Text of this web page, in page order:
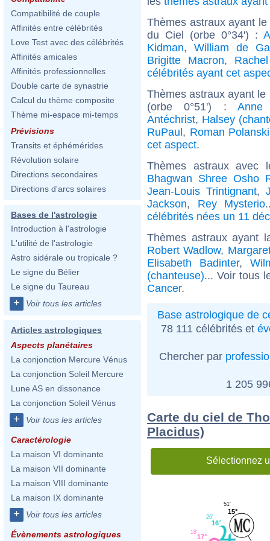
Compatibilité de couple
Affinités entre célébrités
Love Test avec des célébrités
Affinités amicales
Affinités professionnelles
Double carte de synastrie
Calcul du thème composite
Thème mi-espace mi-temps
Prévisions
Transits et éphémérides
Révolution solaire
Directions secondaires
Directions d'arcs solaires
Bases de l'astrologie
Introduction à l'astrologie
L'utilité de l'astrologie
Astro sidérale ou tropicale ?
Le signe du Bélier
Le signe du Taureau
+ Voir tous les articles
Articles astrologiques
Aspects planétaires
La conjonction Mercure Vénus
La conjonction Soleil Mercure
Lune AS en dissonance
La conjonction Soleil Vénus
+ Voir tous les articles
Caractérologie
La maison VI dominante
La maison VII dominante
La maison VIII dominante
La maison IX dominante
+ Voir tous les articles
Évènements astrologiques
Thèmes astraux ayant
du Ciel (orbe 0°34') :
Kidman,William de
Brigitte Macron,
célébrités ayant cet
Thèmes astraux ayant
(orbe 0°51') : Anne
Antéchrist, Halsey
RuPaul, Roman Polanski
cet aspect.
Thèmes astraux avec
Bhagwan Shree Osho
Jean-Louis Trintignant,
Jackson, Rey Mysterio
célébrités nées un 11
Thèmes astraux ayant
Robert Wadlow,
Elisabeth Badinter,
(chanteuse)... Voir tous
Cancer.
Base astrologique de
78 111 célébrités et
Chercher par
1 205
Carte du ciel de
Placidus)
Sélectionnez
15°
51'
16°
26'
17°
18'